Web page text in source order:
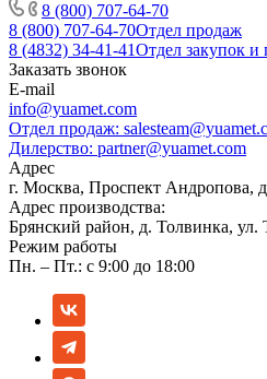
8 (800) 707-64-70
8 (800) 707-64-70Отдел продаж
8 (4832) 34-41-41Отдел закупок и
Заказать звонок
E-mail
info@yuamet.com
Отдел продаж:
Дилерство: partner@yuamet.com
Адрес
г. Москва, Проспект Андропова,
Адрес производства:
Брянский район, д. Толвинка, ул.
Режим работы
Пн. – Пт.: с 9:00 до 18:00